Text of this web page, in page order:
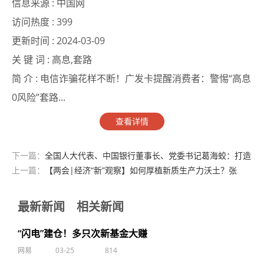
信息来源 : 中国网
访问热度 : 399
更新时间 : 2024-03-09
关 键 词 : 高息,套路
简 介 : 电信诈骗花样不断！广发卡提醒消费者：警惕“高息
0风险”套路...
查看详情
下一篇： 全国人大代表、中国银行董事长、党委书记葛海蛟：打造
强大、韧性、安全的中国特色国际化金融机构
上一篇：
【两会|经济“新”观察】如何厚植新质生产力沃土？张
最新新闻 相关新闻
“闪电”建仓！多只次新基金大赚
网易 03-25 814